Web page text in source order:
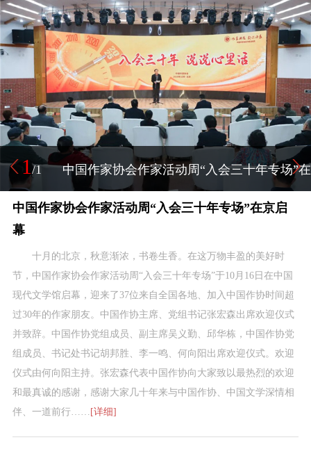
1 /1中国作家协会作家活动周“入会三十年专场”在
京启幕
中国作家协会作家活动周“入会三十年专场”在京启
幕
十月的北京，秋意渐浓，书卷生香。在这万物丰盈的美好时
节，中国作家协会作家活动周“入会三十年专场”于10月16日在中国
现代文学馆启幕，迎来了37位来自全国各地、加入中国作协时间超
过30年的作家朋友。中国作协主席、党组书记张宏森出席欢迎仪式
并致辞。中国作协党组成员、副主席吴义勤、邱华栋，中国作协党
组成员、书记处书记胡邦胜、李一鸣、何向阳出席欢迎仪式。欢迎
仪式由何向阳主持。张宏森代表中国作协向大家致以最热烈的欢迎
和最真诚的感谢，感谢大家几十年来与中国作协、中国文学深情相
伴、一道前行…… [详细]